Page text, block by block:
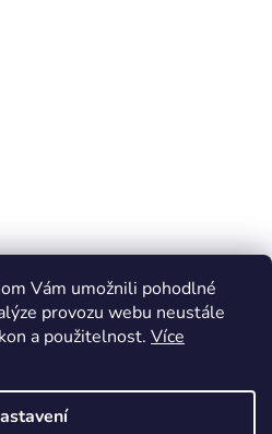
Vám umožnili pohodlné
provozu webu neustále
a použitelnost. Více